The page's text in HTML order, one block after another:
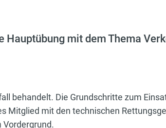
Hauptübung mit dem Thema
behandelt. Die Grundschritte zum
Mitglied mit den technischen
Vordergrund.